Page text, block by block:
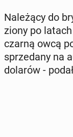
Na­le­żą­cy do
zio­ny po
czarną owcą
sprze­da­ny na
dolarów -